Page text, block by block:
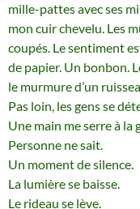
mille-pattes avec ses
mon cuir chevelu. Les
coupés. Le sentiment
de papier. Un bonbon.
le murmure d’un
Pas loin, les gens se
Une main me serre à la
Personne ne sait.
Un moment de silence.
La lumière se baisse.
Le rideau se lève.